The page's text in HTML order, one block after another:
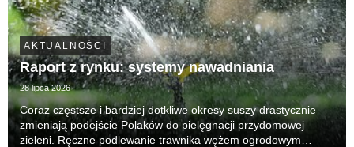
AKTUALNOŚCI
Raport z rynku: systemy nawadniania
28 lipca 2026
Coraz częstsze i bardziej dotkliwe okresy suszy drastycznie
zmieniają podejście Polaków do pielęgnacji przydomowej
zieleni. Ręczne podlewanie trawnika wężem ogrodowym